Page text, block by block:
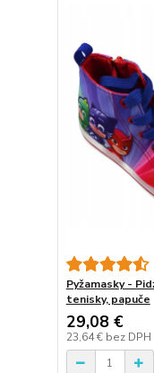
Pyžamasky -
tenisky, papuče
29,08 €
23,64 € bez DPH